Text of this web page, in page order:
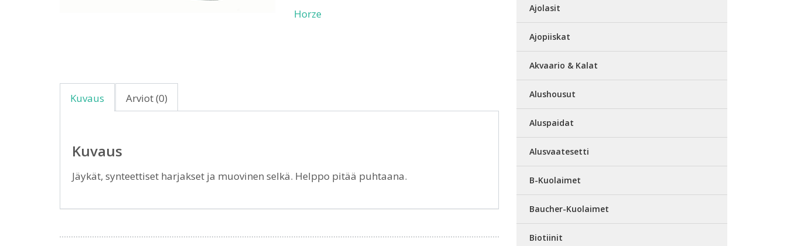
Horze
Kuvaus Arviot (0)
Kuvaus
Jäykät, synteettiset harjakset ja muovinen selkä. Helppo pitää puhtaana.
Ajolasit
Ajopiiskat
Akvaario & Kalat
Alushousut
Aluspaidat
Alusvaatesetti
B-Kuolaimet
Baucher-Kuolaimet
Biotiinit